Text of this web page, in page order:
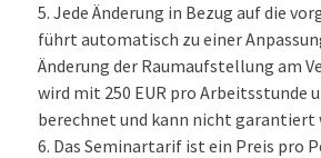
Jede Änderung in Bezug auf die
führt automatisch zu einer
Änderung der Raumaufstellung am
wird mit 250 EUR pro Arbeitsstunde
berechnet und kann nicht garantiert
Das Seminartarif ist ein Preis pro